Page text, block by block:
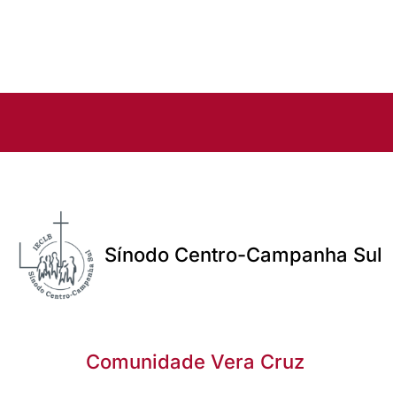
Sínodo Centro-Campanha Sul
Comunidade Vera Cruz